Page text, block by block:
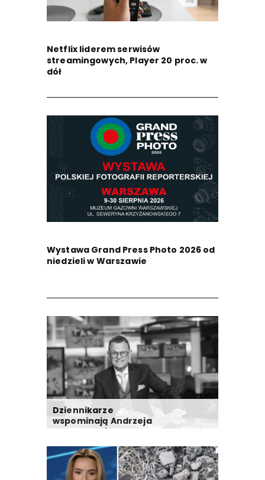
Netflix liderem serwisów
streamingowych, Player 20 proc. w
dół
Wystawa Grand Press Photo 2026 od
niedzieli w Warszawie
Dziennikarze
wspominają Andrzeja
Morozowskiego